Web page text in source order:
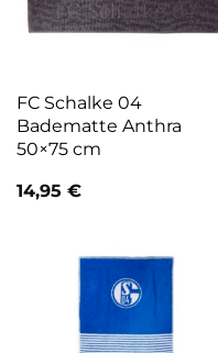
FC Schalke 04
Badematte Anthra
50×75 cm
14,95 €